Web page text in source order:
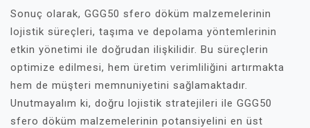
Sonuç olarak, GGG50 sfero döküm malzemelerinin
lojistik süreçleri, taşıma ve depolama yöntemlerinin
etkin yönetimi ile doğrudan ilişkilidir. Bu süreçlerin
optimize edilmesi, hem üretim verimliliğini artırmakta
hem de müşteri memnuniyetini sağlamaktadır.
Unutmayalım ki, doğru lojistik stratejileri ile GGG50
sfero döküm malzemelerinin potansiyelini en üst